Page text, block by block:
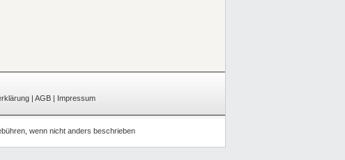
| AGB | Impressum
wenn nicht anders beschrieben